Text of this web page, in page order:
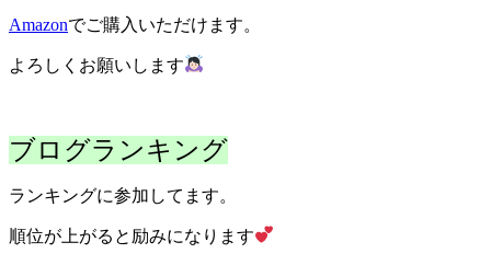
Amazonでご購入いただけます。
よろしくお願いします
ブログランキング
ランキングに参加してます。
順位が上がると励みになります